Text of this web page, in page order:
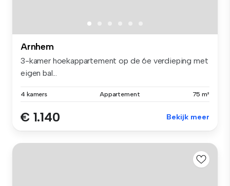
Arnhem
3-kamer hoekappartement op de 6e verdieping met
eigen bal...
4 kamers Appartement 75 m²
€ 1.140 Bekijk meer